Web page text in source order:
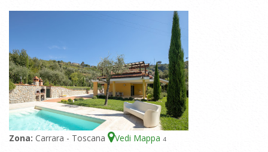
Zona: Carrara - Toscana Vedi Mappa 4